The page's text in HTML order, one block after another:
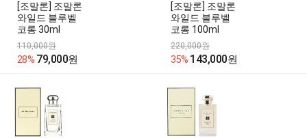
[조말론] 조말론
와일드 블루벨
코롱 30ml
110,000원
28% 79,000원
[조말론] 조말론
와일드 블루벨
코롱 100ml
220,000원
35% 143,000원